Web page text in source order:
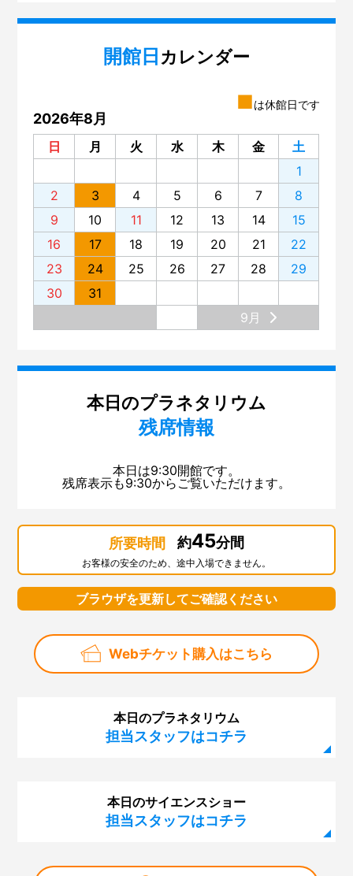
開館日 カレンダー
■は休館日です
2026年8月
日 月 火 水 木 金
土
1
2
3 4 5 6 7
8
9
10 11 12 13 14
15
16
17 18 19 20 21
22
23
24 25 26 27 28
29
30
31
9月
本日のプラネタリウム
残席情報
本日は9:30開館です。
残席表示も9:30からご覧いただけます。
所要時間 約45分間
お客様の安全のため、途中入場できません。
ブラウザを更新してご確認ください
Webチケット購入はこちら
本日のプラネタリウム
担当スタッフはコチラ
本日のサイエンスショー
担当スタッフはコチラ